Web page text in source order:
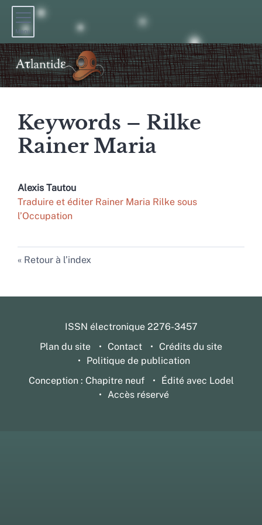
Menu
Keywords – Rilke
Rainer Maria
Alexis Tautou
Traduire et éditer Rainer Maria Rilke sous
l’Occupation
Retour à l’index
ISSN électronique 2276-3457
Plan du site
Contact
Crédits du site
Politique de publication
Conception : Chapitre neuf
Édité avec Lodel
Accès réservé